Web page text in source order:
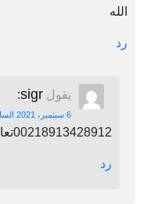
الله
رد
يقول sigr
:
6 سبتمبر، 2021 الساعة 5:44 م
00218913428912تعالي واتساب
رد